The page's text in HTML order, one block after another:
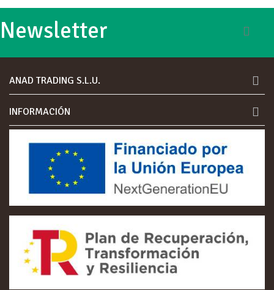
Newsletter
ANAD TRADING S.L.U.
INFORMACIÓN